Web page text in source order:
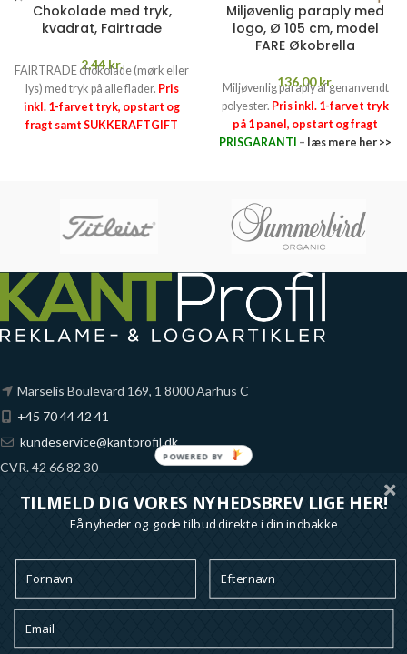
Chokolade med tryk,
kvadrat, Fairtrade
2,44 kr.
FAIRTRADE chokolade (mørk eller
lys) med tryk på alle flader. Pris
inkl. 1-farvet tryk, opstart og
fragt samt SUKKERAFTGIFT
Miljøvenlig paraply med
logo, Ø 105 cm, model
FARE Økobrella
136,00kr.
Miljøvenlig paraply af genanvendt
polyester. Pris inkl. 1-farvet tryk
på 1 panel, opstart og fragt
PRISGARANTI – læs mere her >>
Marselis Boulevard 169, 1 8000 Aarhus C
+45 70 44 42 41
kundeservice@kantprofil.dk
CVR. 42 66 82 30
Reg. 6851 Konto 1065689
Ofte stillede spørgsmål
Handelsbetingelser
TILMELD DIG VORES NYHEDSBREV LIGE HER!
Få nyheder og gode tilbud direkte i din indbakke